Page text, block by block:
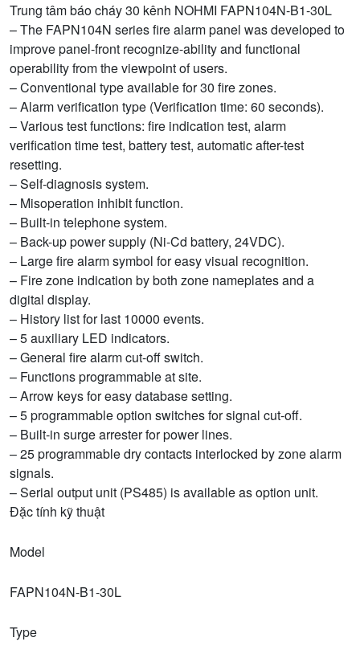
Trung tâm báo cháy 30 kênh NOHMI FAPN104N-B1-30L
– The FAPN104N series fire alarm panel was developed to
improve panel-front recognize-ability and functional
operability from the viewpoint of users.
– Conventional type available for 30 fire zones.
– Alarm verification type (Verification time: 60 seconds).
– Various test functions: fire indication test, alarm
verification time test, battery test, automatic after-test
resetting.
– Self-diagnosis system.
– Misoperation inhibit function.
– Built-in telephone system.
– Back-up power supply (Ni-Cd battery, 24VDC).
– Large fire alarm symbol for easy visual recognition.
– Fire zone indication by both zone nameplates and a
digital display.
– History list for last 10000 events.
– 5 auxiliary LED indicators.
– General fire alarm cut-off switch.
– Functions programmable at site.
– Arrow keys for easy database setting.
– 5 programmable option switches for signal cut-off.
– Built-in surge arrester for power lines.
– 25 programmable dry contacts interlocked by zone alarm
signals.
– Serial output unit (PS485) is available as option unit.
Đặc tính kỹ thuật
Model
FAPN104N-B1-30L
Type